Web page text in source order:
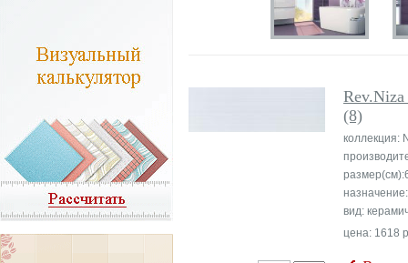
(8)
коллекция:
вид:
цена: 1618